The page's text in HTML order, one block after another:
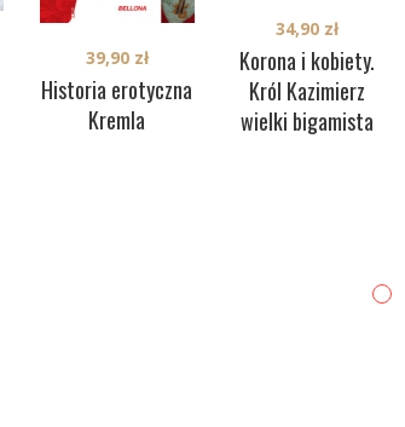
Historia erotyczna
Kremla
39,90 zł
Korona i kobiety.
Król Kazimierz
wielki bigamista
34,90 zł